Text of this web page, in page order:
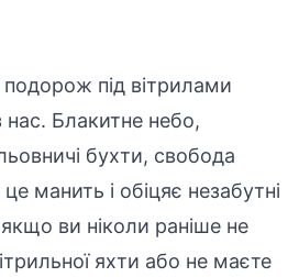
під вітрилами
нас. Блакитне небо,
бухти, свобода
манить і обіцяє незабутні
ви ніколи раніше не
яхти або не маєте